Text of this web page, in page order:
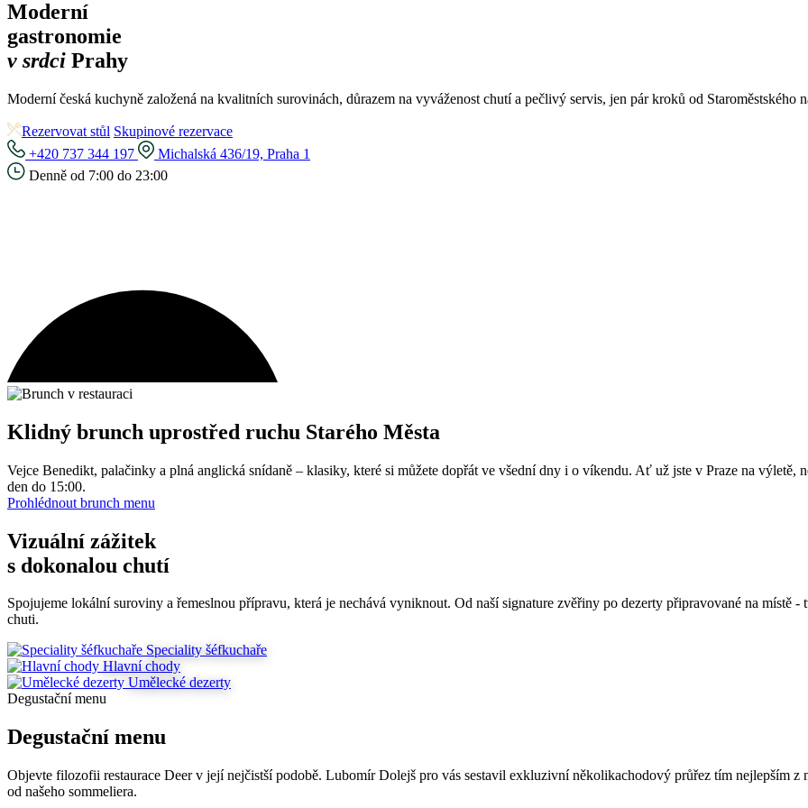
Moderní
gastronomie
v srdci Prahy
Moderní česká kuchyně založená na kvalitních surovinách, důrazem na vyváženost chutí a pečlivý servis, jen pár kroků od Staroměstského
Rezervovat stůl Skupinové rezervace
+420 737 344 197
Michalská 436/19, Praha 1
Denně od 7:00 do 23:00
Klidný brunch uprostřed ruchu Starého Města
Vejce Benedikt, palačinky a plná anglická snídaně – klasiky, které si můžete dopřát ve všední dny i o víkendu. Ať už jste v Praze na
den do 15:00.
Prohlédnout brunch menu
Vizuální zážitek
s dokonalou chutí
Spojujeme lokální suroviny a řemeslnou přípravu, která je nechává vyniknout. Od naší signature zvěřiny po dezerty připravované na místě
chuti.
Speciality šéfkuchaře
Hlavní chody
Umělecké dezerty
Degustační menu
Degustační menu
Objevte filozofii restaurace Deer v její nejčistší podobě. Lubomír Dolejš pro vás sestavil exkluzivní několikachodový průřez tím nejlepším
od našeho sommeliera.